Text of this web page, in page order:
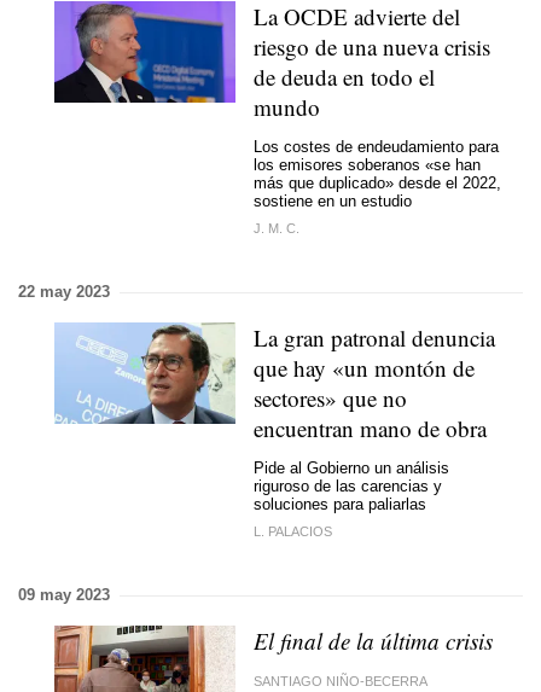
La OCDE advierte del
riesgo de una nueva crisis
de deuda en todo el
mundo
Los costes de endeudamiento para
los emisores soberanos «se han
más que duplicado» desde el 2022,
sostiene en un estudio
J. M. C.
22 may 2023
La gran patronal denuncia
que hay «un montón de
sectores» que no
encuentran mano de obra
Pide al Gobierno un análisis
riguroso de las carencias y
soluciones para paliarlas
L. PALACIOS
09 may 2023
El final de la última crisis
SANTIAGO NIÑO-BECERRA